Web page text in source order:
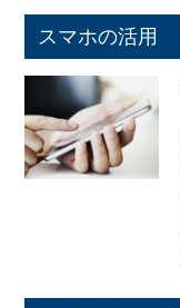
スマホの活用